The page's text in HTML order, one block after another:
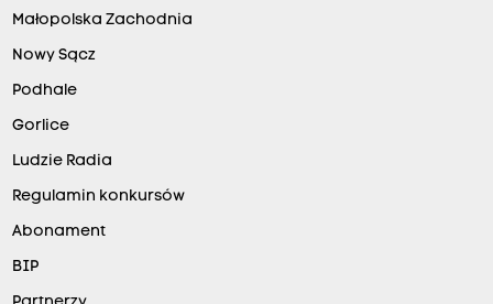
Małopolska Zachodnia
Nowy Sącz
Podhale
Gorlice
Ludzie Radia
Regulamin konkursów
Abonament
BIP